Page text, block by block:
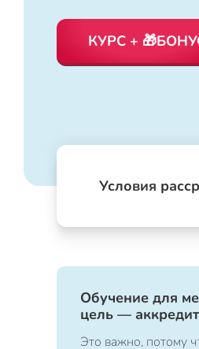
КУРС +
Условия
Обучение для
цель —
Это важно, потому